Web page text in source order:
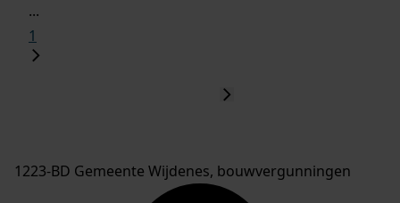
...
1
1223-BD Gemeente Wijdenes, bouwvergunningen